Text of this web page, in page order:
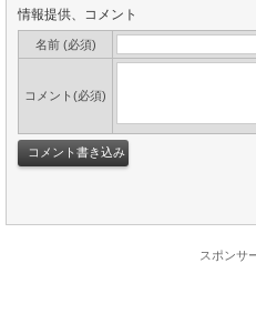
情報提供、コメント
名前 (必須)
コメント(必須)
スポンサ